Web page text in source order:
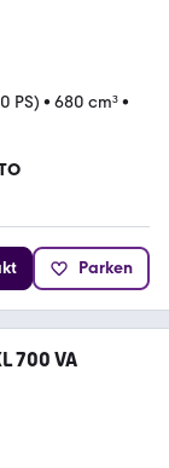
PS) • 680 cm³•
Parken
700 VA